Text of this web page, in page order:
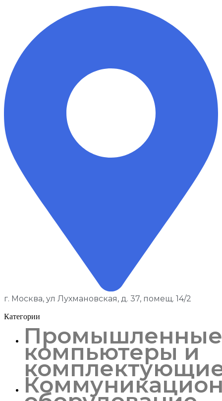
г. Москва, ул Лухмановская, д. 37, помещ. 14/2
Категории
Промышленные
компьютеры и